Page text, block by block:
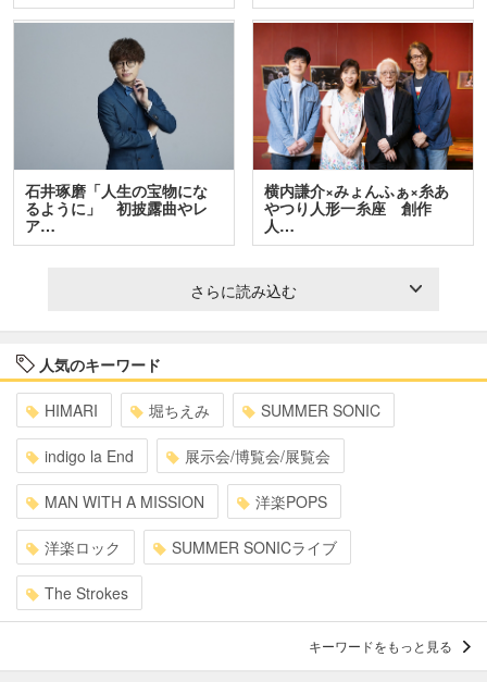
石井琢磨「人生の宝物にな
るように」 初披露曲やレ
ア…
横内謙介×みょんふぁ×糸あ
やつり人形一糸座 創作
人…
さらに読み込む
人気のキーワード
HIMARI 堀ちえみ SUMMER SONIC
indigo la End 展示会/博覧会/展覧会
MAN WITH A MISSION 洋楽POPS
洋楽ロック SUMMER SONICライブ
The Strokes
キーワードをもっと見る